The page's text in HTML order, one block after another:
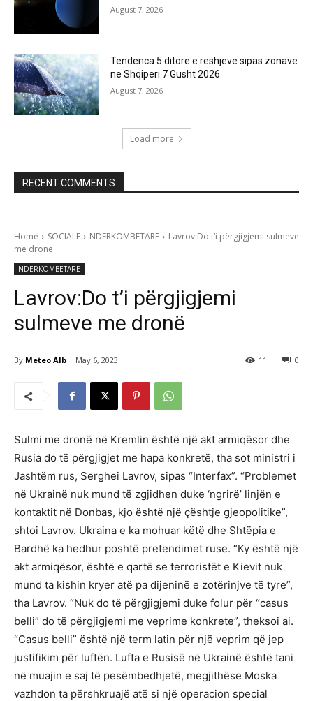
August 7, 2026
Tendenca 5 ditore e reshjeve sipas zonave
ne Shqiperi 7 Gusht 2026
August 7, 2026
Load more
RECENT COMMENTS